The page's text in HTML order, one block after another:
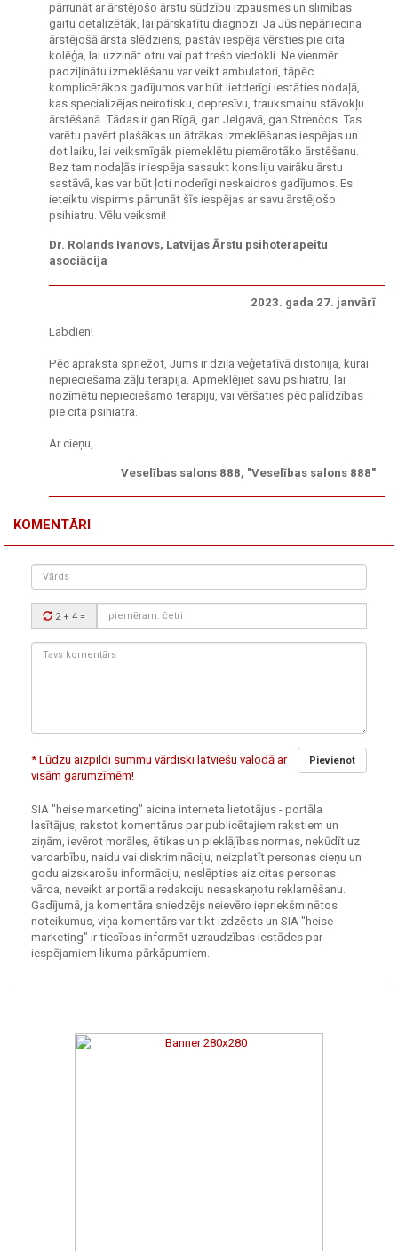
pārrunāt ar ārstējošo ārstu sūdzību izpausmes un slimības
gaitu detalizētāk, lai pārskatītu diagnozi. Ja Jūs nepārliecina
ārstējošā ārsta slēdziens, pastāv iespēja vērsties pie cita
kolēģa, lai uzzināt otru vai pat trešo viedokli. Ne vienmēr
padziļinātu izmeklēšanu var veikt ambulatori, tāpēc
komplicētākos gadījumos var būt lietderīgi iestāties nodaļā,
kas specializējas neirotisku, depresīvu, trauksmainu stāvokļu
ārstēšanā. Tādas ir gan Rīgā, gan Jelgavā, gan Strenčos. Tas
varētu pavērt plašākas un ātrākas izmeklēšanas iespējas un
dot laiku, lai veiksmīgāk piemeklētu piemērotāko ārstēšanu.
Bez tam nodaļās ir iespēja sasaukt konsiliju vairāku ārstu
sastāvā, kas var būt ļoti noderīgi neskaidros gadījumos. Es
ieteiktu vispirms pārrunāt šīs iespējas ar savu ārstējošo
psihiatru. Vēlu veiksmi!
Dr. Rolands Ivanovs, Latvijas Ārstu psihoterapeitu
asociācija
2023. gada 27. janvārī
Labdien!
Pēc apraksta spriežot, Jums ir dziļa veģetatīvā distonija, kurai
nepieciešama zāļu terapija. Apmeklējiet savu psihiatru, lai
nozīmētu nepieciešamo terapiju, vai vēršaties pēc palīdzības
pie cita psihiatra.
Ar cieņu,
Veselības salons 888, "Veselības salons 888"
KOMENTĀRI
Vārds
Drošības
kods:
2 + 4 =
Tavs
Pievienot
* Lūdzu aizpildi summu vārdiski latviešu valodā ar
visām garumzīmēm!
SIA "heise marketing" aicina interneta lietotājus - portāla
lasītājus, rakstot komentārus par publicētajiem rakstiem un
ziņām, ievērot morāles, ētikas un pieklājības normas, nekūdīt uz
vardarbību, naidu vai diskrimināciju, neizplatīt personas cieņu un
godu aizskarošu informāciju, neslēpties aiz citas personas
vārda, neveikt ar portāla redakciju nesaskaņotu reklamēšanu.
Gadījumā, ja komentāra sniedzējs neievēro iepriekšminētos
noteikumus, viņa komentārs var tikt izdzēsts un SIA "heise
marketing" ir tiesības informēt uzraudzības iestādes par
iespējamiem likuma pārkāpumiem.